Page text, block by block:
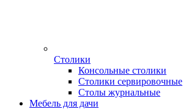
Столики
Консольные столики
Столики сервировочные
Столы журнальные
Мебель для дачи